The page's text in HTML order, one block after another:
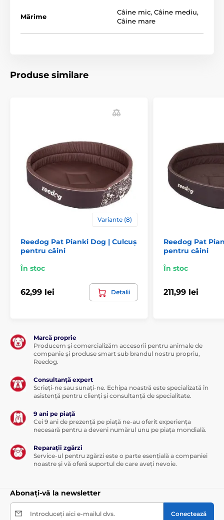
va ajuta să alegi dimensiunea potrivită. (*Culcușurile
noastre pentru câini Reedog sunt cusute manual, așa
Produsul este inclus în categoria
Paturi și culcușuri pentru câini Culcușuri
Pentru câini mici
Pentru câini de talie medie
Pentru câini mari
Mărime
Câine mic, Câine mediu,
Câine mare
Produse similare
Variante (8)
Reedog Pat Pianki Dog | Culcuș
pentru câini
În stoc
62,99 lei Detalii
Reedog Pat
pentru câini
În stoc
211,99 lei
Marcă proprie
Producem și comercializăm accesorii pentru animale de
companie și produse smart sub brandul nostru propriu,
Reedog.
Consultanță expert
Scrieți-ne sau sunați-ne. Echipa noastră este specializată în
asistență pentru clienți și consultanță de specialitate.
9 ani pe piață
Cei 9 ani de prezență pe piață ne-au oferit experiența
necesară pentru a deveni numărul unu pe piața mondială.
Reparații zgărzi
Service-ul pentru zgărzi este o parte esențială a companiei
noastre și vă oferă suportul de care aveți nevoie.
Abonați-vă la newsletter
Introduceți aici e-mailul dvs. Conectează